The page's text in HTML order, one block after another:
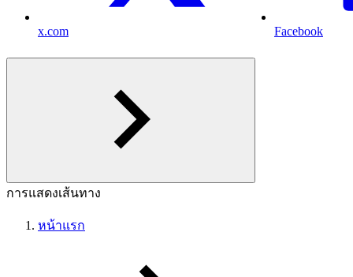
x.com Facebook
การแสดงเส้นทาง
หน้าแรก